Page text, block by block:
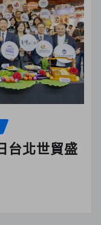
台北世貿盛